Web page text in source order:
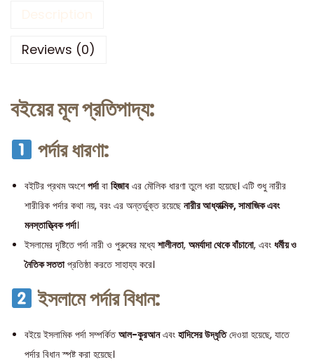
Reviews (0)
বইয়ের মূল প্রতিপাদ্য:
পর্দার ধারণা:
বইটির প্রথম অংশেপর্দাবা হিজাব এর মৌলিক ধারণা তুলে ধরা হয়েছে। এটি শুধু নারীর
শারীরিক পর্দার কথা নয়, বরং এর অন্তর্ভুক্ত রয়েছে নারীর আধ্যাত্মিক, সামাজিক এবং
মনস্তাত্ত্বিক পর্দা।
ইসলামের দৃষ্টিতে পর্দা নারী ও পুরুষের মধ্যে শালীনতা, অমর্যাদা থেকে বাঁচানো, এবং ধর্মীয় ও
নৈতিক সততাপ্রতিষ্ঠা করতে সাহায্য করে।
ইসলামে পর্দার বিধান:
বইয়ে ইসলামিক পর্দা সম্পর্কিতআল-কুরআনএবং হাদিসের উদ্ধৃতিদেওয়া হয়েছে, যাতে
পর্দার বিধান স্পষ্ট করা হয়েছে।